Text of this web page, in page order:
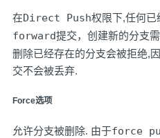
在Direct Push权限下,任何已
forward提交，创建新的分支
删除已经存在的分支会被拒绝,
交不会被丢弃.
Force选项
允许分支被删除. 由于force